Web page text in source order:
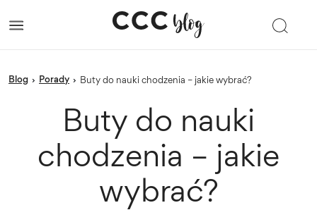
blog › porady › Buty do nauki chodzenia – jakie wybrać?
Buty do nauki
chodzenia – jakie
wybrać?